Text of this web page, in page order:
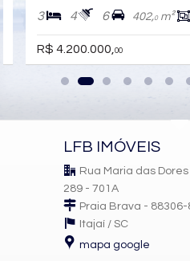
Espaço Fitness
Medidores Individuais
Portão Eletrônico
Playground
Piscina Infantil
Câmeras de Segurança
Pìscina Térmica
Entrada para Banhistas
Hall Decorado e Mobiliado
Estar Social
Acessibilidade para PNE
3 4 6 402,0m²
R$ 4.200.000,00
LFB IMÓVEIS
Rua Maria das Dores
289 - 701A
Praia Brava - 88306-
Itajaí / SC
mapa google